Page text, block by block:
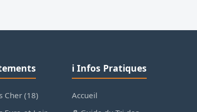
Cher (18)
ℹ️ Infos Pratiques
Accueil